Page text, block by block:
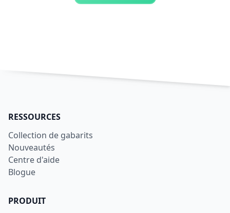
RESSOURCES
Collection de gabarits
Nouveautés
Centre d'aide
Blogue
PRODUIT